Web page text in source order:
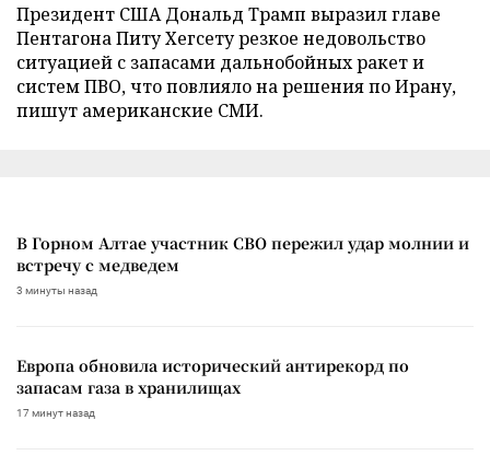
Президент США Дональд Трамп выразил главе
Пентагона Питу Хегсету резкое недовольство
ситуацией с запасами дальнобойных ракет и
систем ПВО, что повлияло на решения по Ирану,
пишут американские СМИ.
В Горном Алтае участник СВО пережил удар молнии и
встречу с медведем
3 минуты назад
Европа обновила исторический антирекорд по
запасам газа в хранилищах
17 минут назад